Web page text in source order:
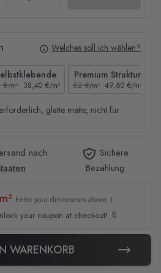
Welches soll ich wählen?
€/m² 38,40 €/m²
Premium Struktur
62 €/m² 49,60 €/m²
glatte matte, nicht für
nach
Sichere
Bezahlung
Enter your dimensions above ↑
your coupon at checkout! 🔖
WARENKORB